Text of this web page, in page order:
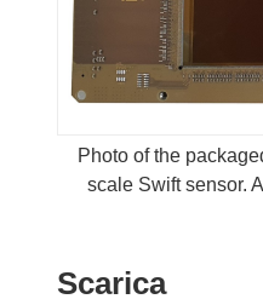
Photo of the
scale Swift sensor.
ScaricaScarica